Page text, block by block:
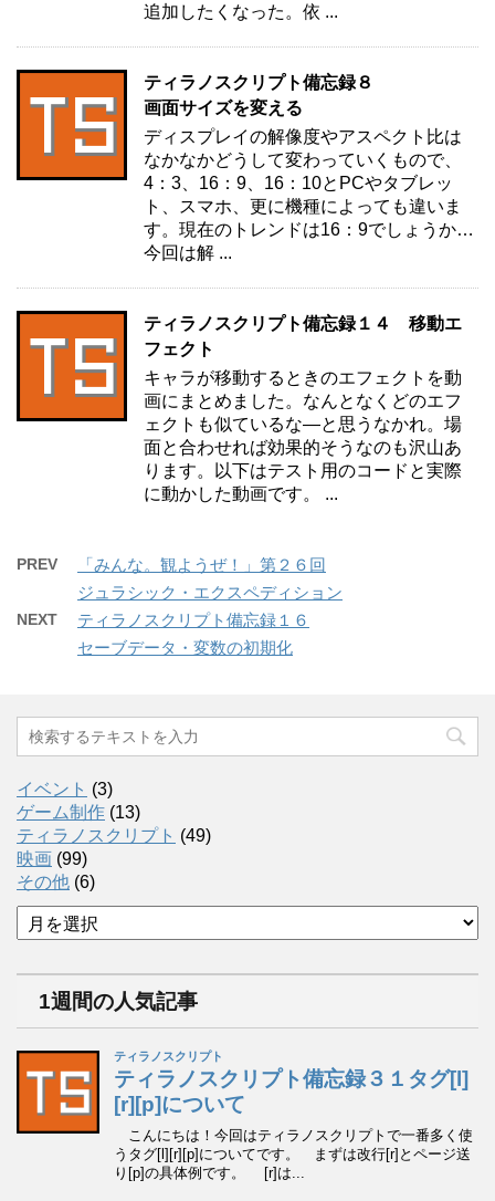
追加したくなった。依 ...
ティラノスクリプト備忘録８
画面サイズを変える
ディスプレイの解像度やアスペクト比は
なかなかどうして変わっていくもので、
4：3、16：9、16：10とPCやタブレッ
ト、スマホ、更に機種によっても違いま
す。現在のトレンドは16：9でしょうか…
今回は解 ...
ティラノスクリプト備忘録１４ 移動エ
フェクト
キャラが移動するときのエフェクトを動
画にまとめました。なんとなくどのエフ
ェクトも似ているな―と思うなかれ。場
面と合わせれば効果的そうなのも沢山あ
ります。以下はテスト用のコードと実際
に動かした動画です。 ...
PREV
「みんな。観ようぜ！」第２６回
ジュラシック・エクスペディション
NEXT
ティラノスクリプト備忘録１６
セーブデータ・変数の初期化
イベント (3)
ゲーム制作 (13)
ティラノスクリプト (49)
映画 (99)
その他 (6)
ア
ー
1週間の人気記事